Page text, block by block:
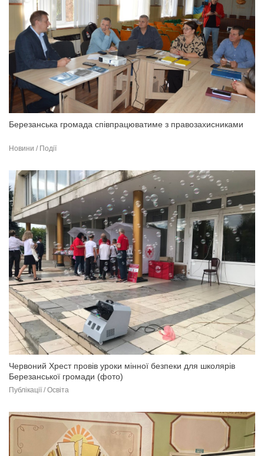
Березанська громада співпрацюватиме з правозахисниками
Новини / Події
Червоний Хрест провів уроки мінної безпеки для школярів
Березанської громади (фото)
Публікації / Освіта